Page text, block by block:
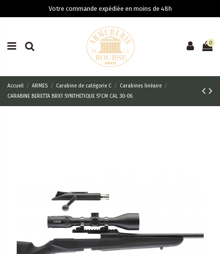
Votre commande expédiée en moins de 48h
0
Accueil ARMES Carabine de catégorie C
Carabines linéaire
CARABINE BERETTA BRX1 SYNTHETIQUE 57CM CAL 30-06